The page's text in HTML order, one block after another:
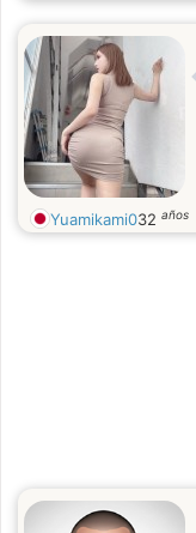
Yuamikami032 años